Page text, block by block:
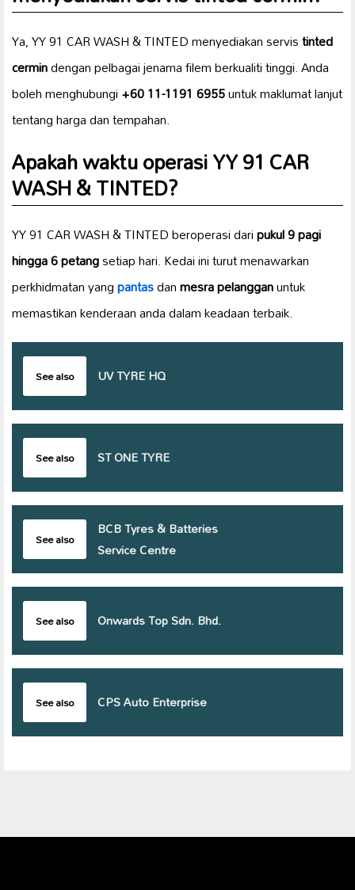
Ya, YY 91 CAR WASH & TINTED menyediakan servistinted
cermindengan pelbagai jenama filem berkualiti tinggi. Anda
boleh menghubungi+60 11-1191 6955untuk maklumat lanjut
tentang harga dan tempahan.
Apakah waktu operasi YY 91 CAR
WASH & TINTED?
YY 91 CAR WASH & TINTED beroperasi daripukul 9 pagi
hingga 6 petangsetiap hari. Kedai ini turut menawarkan
perkhidmatan yangpantasdanmesra pelangganuntuk
memastikan kenderaan anda dalam keadaan terbaik.
See also UV TYRE HQ
See also ST ONE TYRE
See also
BCB Tyres & Batteries
Service Centre
See also Onwards Top Sdn. Bhd.
See also CPS Auto Enterprise